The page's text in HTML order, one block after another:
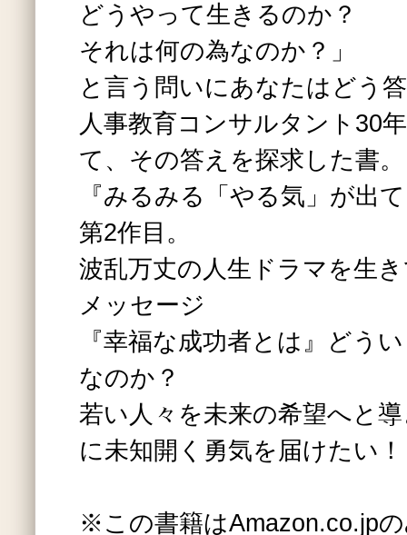
どうやって生きるのか？
それは何の為なのか？」
と言う問いにあなたはどう
人事教育コンサルタント30
て、その答えを探求した書。
『みるみる「やる気」が出
第2作目。
波乱万丈の人生ドラマを生
メッセージ
『幸福な成功者とは』どう
なのか？
若い人々を未来の希望へと
に未知開く勇気を届けたい！
※この書籍はAmazon.co.jp